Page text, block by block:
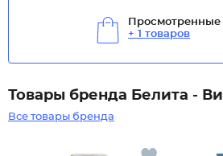
Просмотренные
+ 1 товаров
Товары бренда Белита -
Все товары бренда